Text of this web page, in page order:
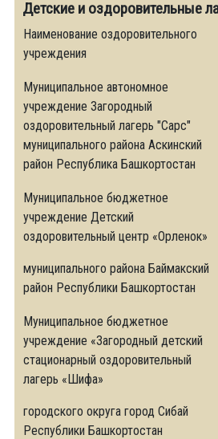
Детские и оздоровительные
Наименование оздоровительного
учреждения
Муниципальное автономное
учреждение Загородный
оздоровительный лагерь "Сарс"
муниципального района Аскинский
район Республика Башкортостан
Муниципальное бюджетное
учреждение Детский
оздоровительный центр «Орленок»
муниципального района Баймакский
район Республики Башкортостан
Муниципальное бюджетное
учреждение «Загородный детский
стационарный оздоровительный
лагерь «Шифа»
городского округа город Сибай
Республики Башкортостан